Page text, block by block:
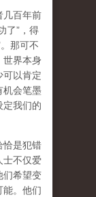
几百年前
了”，得
那可不
世界本身
可以肯定
机会笔墨
定我们的
恰是犯错
士不仅爱
们希望变
能。他们